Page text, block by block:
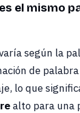
el mismo
según la
de
lo que
alto para una